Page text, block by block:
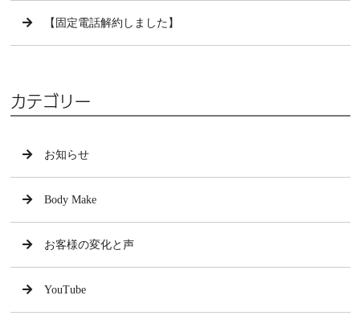
【固定電話解約しました】
カテゴリー
お知らせ
Body Make
お客様の変化と声
YouTube